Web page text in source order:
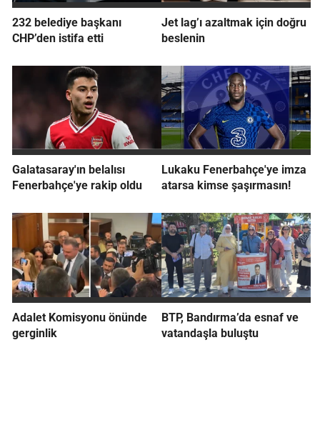
232 belediye başkanı
CHP’den istifa etti
Jet lag’ı azaltmak için doğru
beslenin
Galatasaray'ın belalısı
Fenerbahçe'ye rakip oldu
Lukaku Fenerbahçe'ye imza
atarsa kimse şaşırmasın!
Adalet Komisyonu önünde
gerginlik
BTP, Bandırma’da esnaf ve
vatandaşla buluştu